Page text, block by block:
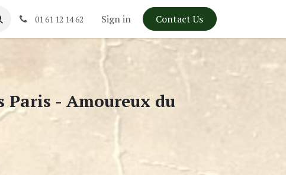
01 61 12 14 62 Sign in Contact Us
Paris - Amoureux du